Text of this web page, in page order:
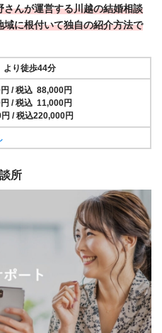
さんが運営する川越の結婚相談
域に根付いて独自の紹介方法で
より徒歩44分
/ 税込 88,000円
/ 税込 11,000円
/ 税込220,000円
所